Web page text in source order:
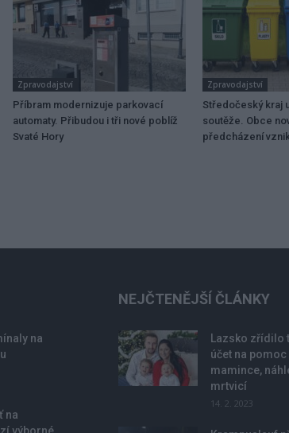
Zpravodajství
Příbram modernizuje parkovací
automaty. Přibudou i tři nové poblíž
Svaté Hory
Zpravodajství
Středočeský kraj
soutěže. Obce
předcházení
na
na
NEJČTENĚJŠÍ ČLÁNKY
Lazsko
účet na
mamince,
mrtvicí
14. 2. 2023